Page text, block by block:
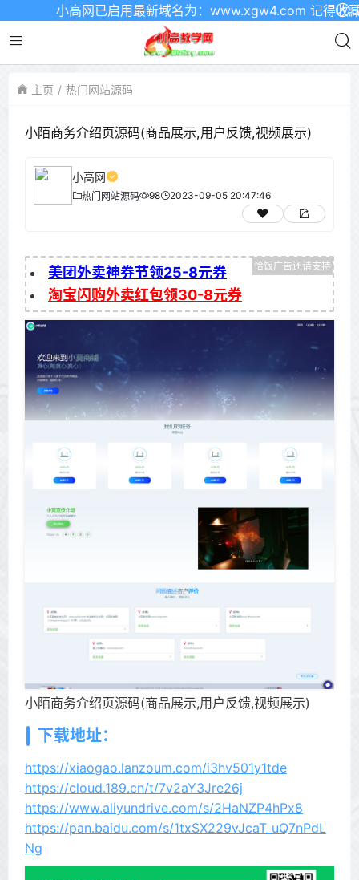
小高网已启用最新域名为：www.xgw4.com 记得收藏哦
主页 热门网站源码
小陌商务介绍页源码(商品展示,用户反馈,视频展示)
小高网
热门网站源码 98 2023-09-05 20:47:46
美团外卖神券节领25-8元券
淘宝闪购外卖红包领30-8元券
小陌商务介绍页源码(商品展示,用户反馈,视频展示)
下载地址：
https://xiaogao.lanzoum.com/i3hv501y1tde
https://cloud.189.cn/t/7v2aY3Jre26j
https://www.aliyundrive.com/s/2HaNZP4hPx8
https://pan.baidu.com/s/1txSX229vJcaT_uQ7nPdL
Ng